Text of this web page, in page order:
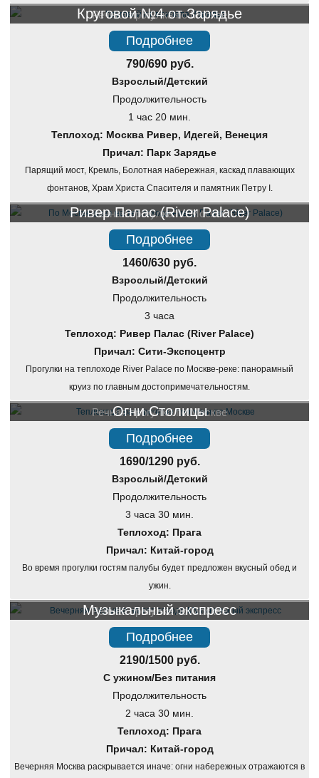
Речная прогулка по Москве
Круговой №4 от Зарядье
Подробнее
790/690 руб.
Взрослый/Детский
Продолжительность
1 час 20 мин.
Теплоход: Москва Ривер, Идегей, Венеция
Причал: Парк Зарядье
Парящий мост, Кремль, Болотная набережная, каскад плавающих
фонтанов, Храм Христа Спасителя и памятник Петру I.
Речная прогулка по Москве
Ривер Палас (River Palace)
Подробнее
1460/630 руб.
Взрослый/Детский
Продолжительность
3 часа
Теплоход: Ривер Палас (River Palace)
Причал: Сити-Экспоцентр
Прогулки на теплоходе River Palace по Москве-реке: панорамный
круиз по главным достопримечательностям.
Речная прогулка по Москве
Огни Столицы
Подробнее
1690/1290 руб.
Взрослый/Детский
Продолжительность
3 часа 30 мин.
Теплоход: Прага
Причал: Китай-город
Во время прогулки гостям палубы будет предложен вкусный обед и
ужин.
Речная прогулка по Москве
Музыкальный экспресс
Подробнее
2190/1500 руб.
С ужином/Без питания
Продолжительность
2 часа 30 мин.
Теплоход: Прага
Причал: Китай-город
Вечерняя Москва раскрывается иначе: огни набережных отражаются в